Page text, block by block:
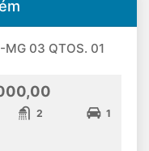
MG 03 QTOS. 01
2 1